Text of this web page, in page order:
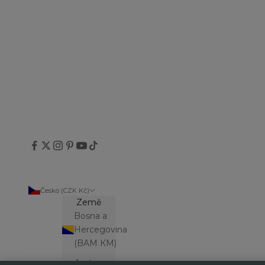
Česko (CZK Kč)
Země
Bosna a
Hercegovina
(BAM КМ)